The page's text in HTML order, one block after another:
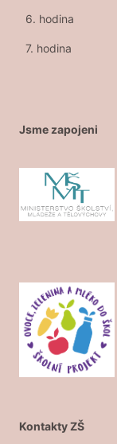
6. hodina
7. hodina
Jsme zapojeni
Kontakty ZŠ